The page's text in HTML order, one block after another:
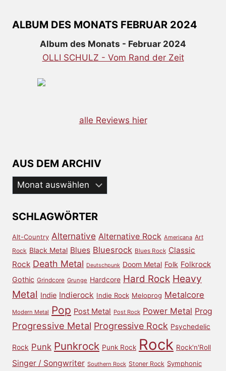
ALBUM DES MONATS FEBRUAR 2024
Album des Monats - Februar 2024
OLLI SCHULZ - Vom Rand der Zeit
alle Reviews hier
AUS DEM ARCHIV
Aus
dem
SCHLAGWÖRTER
Alt-Country Alternative Alternative Rock Americana Art
Rock Black Metal Blues Bluesrock Blues Rock Classic
Rock Death Metal Deutschpunk Doom Metal Folk Folkrock
Gothic Grindcore Grunge Hardcore Hard Rock Heavy
Metal Indie Indierock Indie Rock Meloprog Metalcore
Modern Metal Pop Post Metal Post Rock Power Metal Prog
Progressive Metal Progressive Rock Psychedelic
Rock Punk Punkrock Punk Rock Rock Rock'n'Roll
Singer / Songwriter Southern Rock Stoner Rock Symphonic